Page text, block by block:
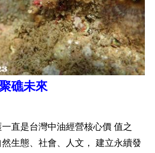
礁未來
直是台灣中油經營核心價 值之
生態、社會、人文， 建立永續發